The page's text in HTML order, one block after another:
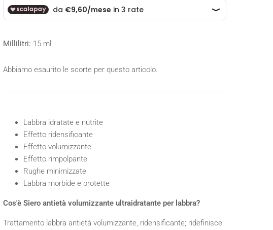
Millilitri: 15 ml
Abbiamo esaurito le scorte per questo articolo.
Labbra idratate e nutrite
Effetto ridensificante
Effetto volumizzante
Effetto rimpolpante
Rughe minimizzate
Labbra morbide e protette
Cos'è Siero antietà volumizzante ultraidratante per labbra?
Trattamento labbra antietà volumizzante, ridensificante; ridefinisce